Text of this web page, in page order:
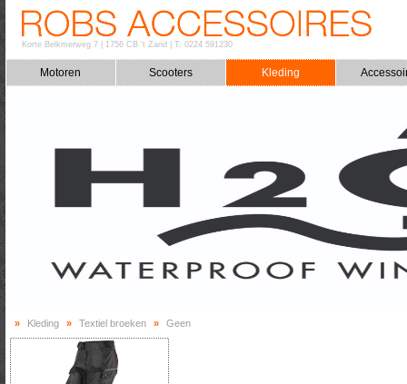
Korte Belkmerweg 7| 1756 CB 't Zand T: 0224 591230
Motoren Scooters Kleding
» Kleding » Textiel broeken » Geen